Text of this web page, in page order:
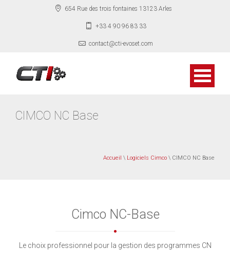
654 Rue des trois fontaines 13123 Arles
+33 4 90 96 83 33
contact@cti-evoset.com
CIMCO NC Base
Accueil \ Logiciels Cimco \ CIMCO NC Base
Cimco NC-Base
Le choix professionnel pour la gestion des programmes CN